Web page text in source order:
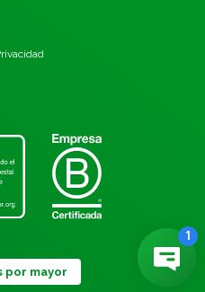
por mayor